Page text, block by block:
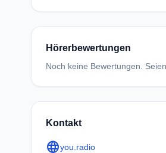
Hörerbewertungen
Noch keine Bewertungen.
Kontakt
languageyou.radio